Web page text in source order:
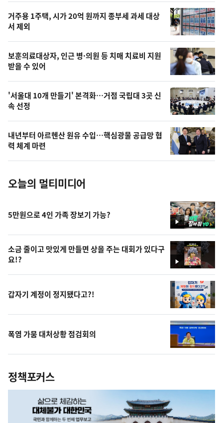
오
늘
의
영
상
오
늘
의
사
진
거주용 1주택, 시가 20억 원까지 종부세 과세 대상
서 제외
보훈의료대상자, 인근 병·의원 등 치매 치료비 지원
받을 수 있어
'서울대 10개 만들기' 본격화…거점 국립대 3곳 신
속 선정
내년부터 아르헨산 원유 수입…핵심광물 공급망 협
력 체계 마련
오늘의 멀티미디어
영
상
5만원으로 4인 가족 장보기 가능?
영
상
소금 줄이고 맛있게 만들면 상을 주는 대회가 있다구
요!?
갑자기 계정이 정지됐다고?!
폭염 가뭄 대처상황 점검회의
정책포커스